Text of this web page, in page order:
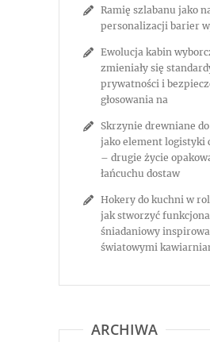
Ramię szlabanu jako
personalizacji barier
Ewolucja kabin
zmieniały się
prywatności i
głosowania na
Skrzynie drewniane
jako element logistyki
– drugie życie
łańcuchu dostaw
Hokery do kuchni w
jak stworzyć
śniadaniowy
światowymi
ARCHIWA